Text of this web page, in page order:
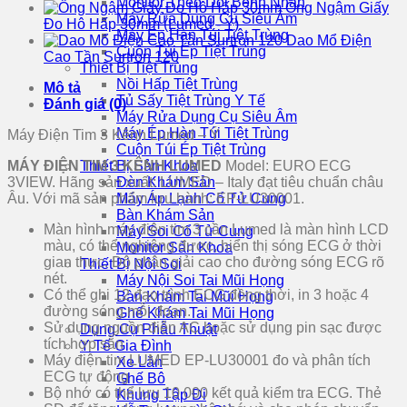
Máy Rửa Dụng Cụ Siêu Âm
Máy Ép Hàn Túi Tiệt Trùng
Cuộn Túi Ép Tiệt Trùng
Thiết Bị Tiệt Trùng
Nồi Hấp Tiệt Trùng
Tủ Sấy Tiệt Trùng Y Tế
Máy Rửa Dụng Cụ Siêu Âm
Máy Ép Hàn Túi Tiệt Trùng
Cuộn Túi Ép Tiệt Trùng
Thiết Bị Sản Khoa
Đèn Khám Sản
Máy Áp Lạnh Cổ Tử Cung
Bàn Khám Sản
Máy Soi Cổ Tử Cung
Monitor Sản Khoa
Thiết Bị Nội Soi
Máy Nội Soi Tai Mũi Họng
Bàn Khám Tai Mũi Họng
Ghế Khám Tai Mũi Họng
Dụng Cụ Phẫu Thuật
Y Tế Gia Đình
Xe Lăn
Ghế Bô
Khung Tập Đi
Ống Ngậm Giấy
Đo Hô Hấp 30mm (Lumed - Ý)
Dao Mổ Điện
Cao Tần Surtron 120
Mô tả
Đánh giá (0)
Máy Điện Tim 3 Kênh Lumed – Ý
MÁY ĐIỆN TIM 3 KÊNH LUMED Model: EURO ECG
3VIEW. Hãng sản xuất: LUMED – Italy đạt tiêu chuẩn châu
Âu. Với mã sản phẩm lưu hành: EP-LU30001.
Màn hình máy điện tim 3 cần Lumed là màn hình LCD
màu, có thể nghiêng được, hiển thị sóng ECG ở thời
gian thực. Độ phân giải cao cho đường sóng ECG rõ
nét.
Có thể ghi 12 đạo trình ECG đồng thời, in 3 hoặc 4
đường sóng mỗi đoạn.
Sử dụng nguồn điện AC hoặc sử dụng pin sạc được
tích hợp sẵn
Máy điện tim LUMED EP-LU30001 đo và phân tích
ECG tự động
Bộ nhớ có thể lưu 10 000 kết quả kiểm tra ECG. Thẻ